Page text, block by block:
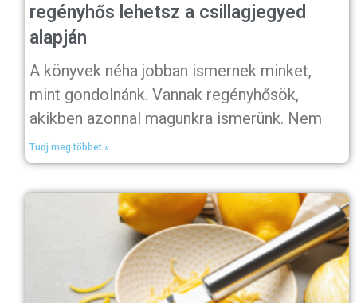
regényhős lehetsz a csillagjegyed
alapján
A könyvek néha jobban ismernek minket,
mint gondolnánk. Vannak regényhősök,
akikben azonnal magunkra ismerünk. Nem
Tudj meg többet »